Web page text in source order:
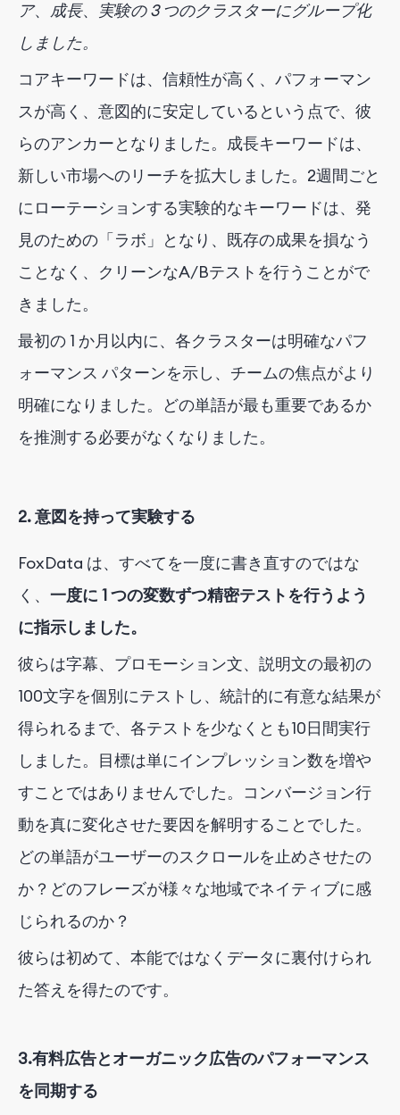
ア、 成長、 実験の 3 つのクラスターにグループ化
しました。
コアキーワードは、信頼性が高く、パフォーマン
スが高く、意図的に安定しているという点で、彼
らのアンカーとなりました。成長キーワードは、
新しい市場へのリーチを拡大しました。2週間ごと
にローテーションする実験的なキーワードは、発
見のための「ラボ」となり、既存の成果を損なう
ことなく、クリーンなA/Bテストを行うことがで
きました。
最初の 1 か月以内に、各クラスターは明確なパフ
ォーマンス パターンを示し、チームの焦点がより
明確になりました。どの単語が最も重要であるか
を推測する必要がなくなりました。
2. 意図を持って実験する
FoxData は、すべてを一度に書き直すのではな
く、 一度に 1 つの変数ずつ精密テストを行うよう
に指示しました。
彼らは字幕、プロモーション文、説明文の最初の
100文字を個別にテストし、統計的に有意な結果が
得られるまで、各テストを少なくとも10日間実行
しました。目標は単にインプレッション数を増や
すことではありませんでした。コンバージョン行
動を真に変化させた要因を解明することでした。
どの単語がユーザーのスクロールを止めさせたの
か？どのフレーズが様々な地域でネイティブに感
じられるのか？
彼らは初めて、本能ではなくデータに裏付けられ
た答えを得たのです。
3.有料広告とオーガニック広告のパフォーマンス
を同期する